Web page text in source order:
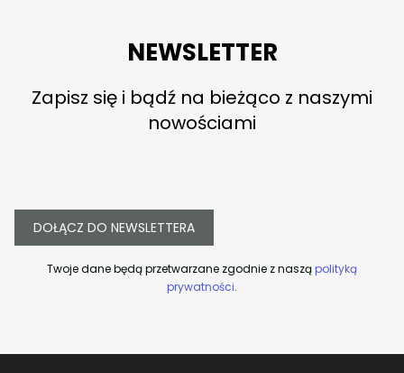
NEWSLETTER
Zapisz się i bądź na bieżąco z naszymi
nowościami
DOŁĄCZ DO NEWSLETTERA
Twoje dane będą przetwarzane zgodnie z nasząpolityką
prywatności.